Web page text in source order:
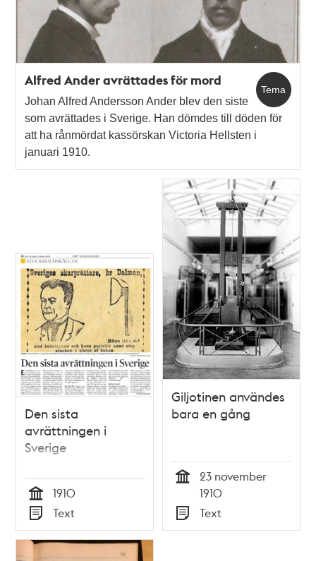
Tema
Alfred Ander avrättades för mord
Johan Alfred Andersson Ander blev den siste
som avrättades i Sverige. Han dömdes till döden för
att ha rånmördat kassörskan Victoria Hellsten i
januari 1910.
Den sista
avrättningen i
Sverige
Tid
1910
Typ
Text
Giljotinen användes
bara en gång
23 november
1910
Typ
Text